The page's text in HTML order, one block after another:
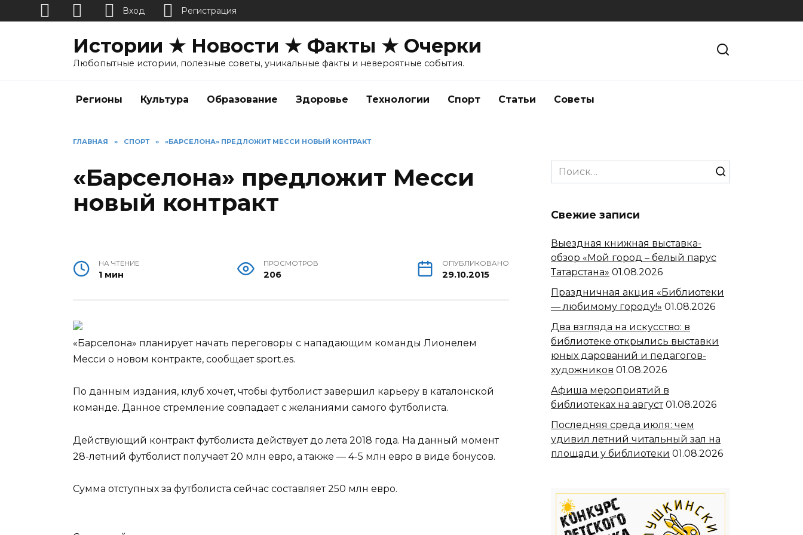
Истории ★ Новости ★ Факты ★ Очерки
Любопытные истории, полезные советы, уникальные факты и невероятные события.
Регионы Культура Образование Здоровье Технологии Спорт Статьи Советы
ГЛАВНАЯ » СПОРТ » «БАРСЕЛОНА» ПРЕДЛОЖИТ МЕССИ НОВЫЙ КОНТРАКТ
«Барселона» предложит Месси
новый контракт
НА ЧТЕНИЕ
1 мин
ПРОСМОТРОВ
206
ОПУБЛИКОВАНО
29.10.2015
«Барселона» планирует начать переговоры с нападающим команды Лионелем
Месси о новом контракте, сообщает sport.es.
По данным издания, клуб хочет, чтобы футболист завершил карьеру в каталонской
команде. Данное стремление совпадает с желаниями самого футболиста.
Действующий контракт футболиста действует до лета 2018 года. На данный момент
28-летний футболист получает 20 млн евро, а также — 4-5 млн евро в виде бонусов.
Сумма отступных за футболиста сейчас составляет 250 млн евро.
Search
for:
Свежие записи
Выездная книжная выставка-
обзор «Мой город – белый парус
Татарстана» 01.08.2026
Праздничная акция «Библиотеки
— любимому городу!» 01.08.2026
Два взгляда на искусство: в
библиотеке открылись выставки
юных дарований и педагогов-
художников 01.08.2026
Афиша мероприятий в
библиотеках на август 01.08.2026
Последняя среда июля: чем
удивил летний читальный зал на
площади у библиотеки 01.08.2026
Вход Регистрация